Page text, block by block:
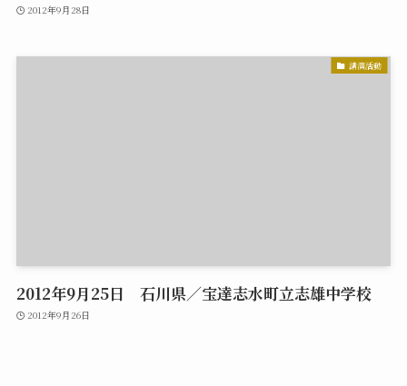
2012年9月28日
講演活動
2012年9月25日 石川県／宝達志水町立志雄中学校
2012年9月26日